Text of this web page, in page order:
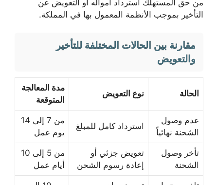
من حق المستهلك استرداد أمواله أو التعويض عن
التأخير بموجب الأنظمة المعمول بها في المملكة.
مقارنة بين الحالات المختلفة للتأخير
والتعويض
الحالة نوع التعويض
مدة المعالجة
المتوقعة
عدم وصول
الشحنة نهائياً
استرداد كامل للمبلغ
من 7 إلى 14
يوم عمل
تأخر وصول
الشحنة
تعويض جزئي أو
إعادة رسوم الشحن
من 5 إلى 10
أيام عمل